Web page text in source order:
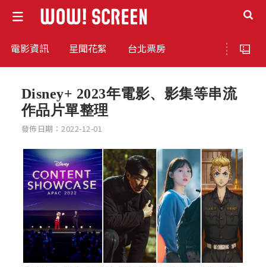
電影資訊 星聞花絮 台北票房
Disney+ 2023年電影、影集等串流
作品片單整理
發佈日期：2022-12-01